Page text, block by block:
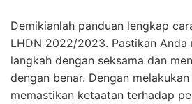
Demikianlah panduan lengkap
LHDN 2022/2023. Pastikan
langkah dengan seksama dan
dengan benar. Dengan
memastikan ketaatan terhadap